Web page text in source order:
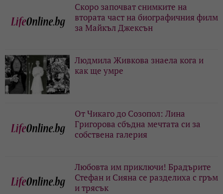
Скоро започват снимките на
втората част на биографичния филм
за Майкъл Джексън
Людмила Живкова знаела кога и
как ще умре
От Чикаго до Созопол: Лина
Григорова сбъдна мечтата си за
собствена галерия
Любовта им приключи! Брадърите
Стефан и Сияна се разделиха с гръм
и трясък